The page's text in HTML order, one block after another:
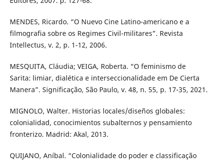
MENDES, Ricardo. “O Nuevo Cine Latino-americano e a
filmografia sobre os Regimes Civil-militares”. Revista
Intellectus, v. 2, p. 1-12, 2006.
MESQUITA, Cláudia; VEIGA, Roberta. “O feminismo de
Sarita: limiar, dialética e interseccionalidade em De Cierta
Manera”. Significação, São Paulo, v. 48, n. 55, p. 17-35, 2021.
MIGNOLO, Walter. Historias locales/diseños globales:
colonialidad, conocimientos subalternos y pensamiento
fronterizo. Madrid: Akal, 2013.
QUIJANO, Aníbal. “Colonialidade do poder e classificação